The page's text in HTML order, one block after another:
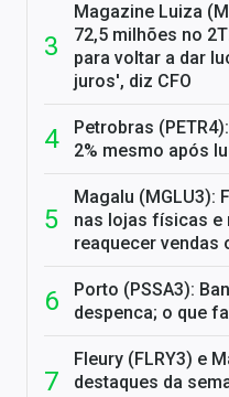
Magazine Luiza
72,5 milhões no
para voltar a dar
juros', diz CFO
Petrobras
2% mesmo após
Magalu (MGLU3):
nas lojas físicas e
reaquecer vendas
Porto (PSSA3):
despenca; o que
Fleury (FLRY3) e
destaques da